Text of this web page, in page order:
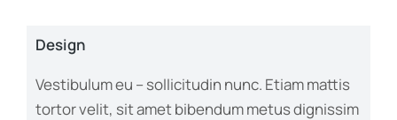
Design
Vestibulum eu – sollicitudin nunc. Etiam mattis
tortor velit, sit amet bibendum metus dignissim